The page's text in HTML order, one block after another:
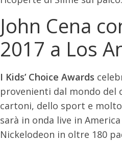
John Cena
2017 a Los
I Kids’ Choice Awards
provenienti dal mondo del
cartoni, dello sport e
sarà in onda live in
Nickelodeon in oltre 180